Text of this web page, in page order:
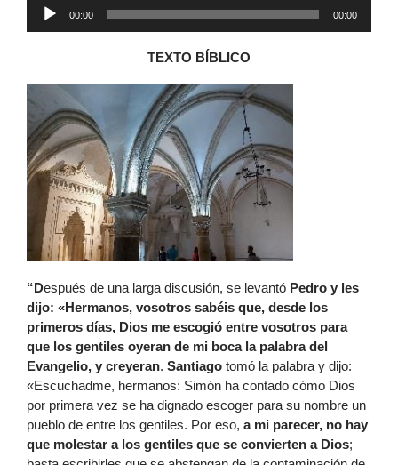
00:00 00:00
TEXTO BÍBLICO
“Después de una larga discusión, se levantó Pedro y les
dijo: «Hermanos, vosotros sabéis que, desde los
primeros días, Dios me escogió entre vosotros para
que los gentiles oyeran de mi boca la palabra del
Evangelio, y creyeran. Santiago tomó la palabra y dijo:
«Escuchadme, hermanos: Simón ha contado cómo Dios
por primera vez se ha dignado escoger para su nombre un
pueblo de entre los gentiles. Por eso, a mi parecer, no hay
que molestar a los gentiles que se convierten a Dios;